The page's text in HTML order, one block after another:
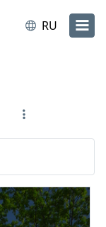
RU